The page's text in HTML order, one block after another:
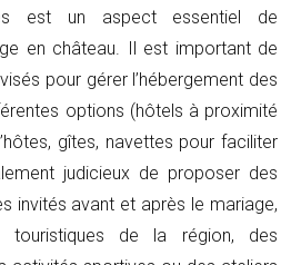
est un aspect essentiel de
en château. Il est important de
pour gérer l’hébergement des
options (hôtels à proximité
gîtes, navettes pour faciliter
judicieux de proposer des
invités avant et après le mariage,
de la région, des